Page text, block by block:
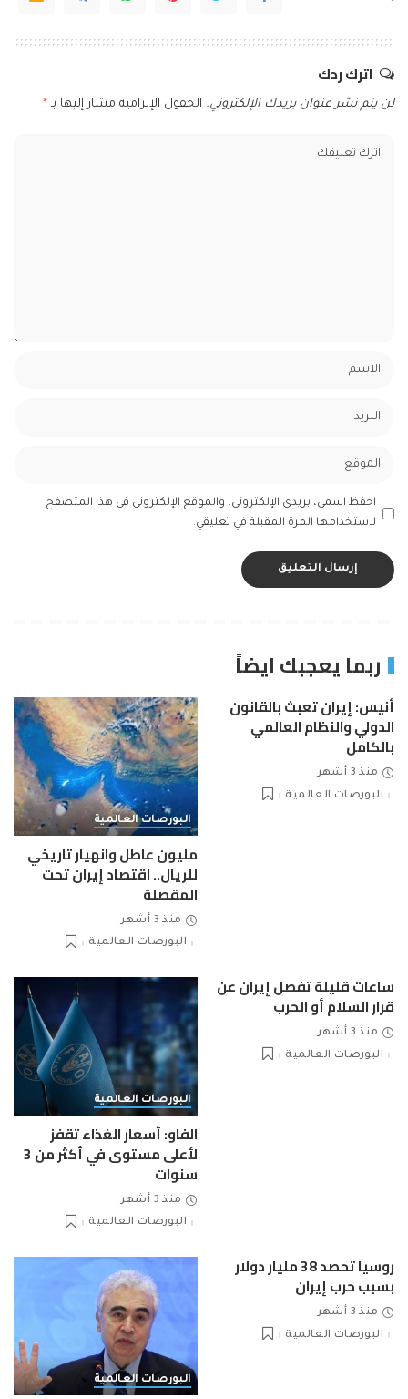
اترك ردك
لن يتم نشر عنوان بريدك الإلكتروني. الحقول الإلزامية مشار إليها بـ *
احفظ اسمي، بريدي الإلكتروني، والموقع الإلكتروني في هذا المتصفح
لاستخدامها المرة المقبلة في تعليقي.
ربما يعجبك ايضاً
أنيس: إيران تعبث بالقانون
الدولي والنظام العالمي
بالكامل
منذ 3 أشهر
البورصات العالمية
البورصات العالمية
مليون عاطل وانهيار تاريخي
للريال.. اقتصاد إيران تحت
المقصلة
منذ 3 أشهر
البورصات العالمية
ساعات قليلة تفصل إيران عن
قرار السلام أو الحرب
منذ 3 أشهر
البورصات العالمية
البورصات العالمية
الفاو: أسعار الغذاء تقفز
لأعلى مستوى في أكثر من 3
سنوات
منذ 3 أشهر
البورصات العالمية
روسيا تحصد 38 مليار دولار
بسبب حرب إيران
منذ 3 أشهر
البورصات العالمية
البورصات العالمية